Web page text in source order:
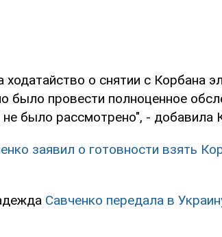
о снятии с Корбана
было провести полноценное
было рассмотрено", - добавила
заявил о готовности взять
Савченко передала в